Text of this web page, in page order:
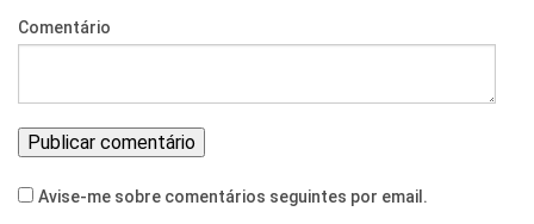
Comentário
Avise-me sobre comentários seguintes por email.